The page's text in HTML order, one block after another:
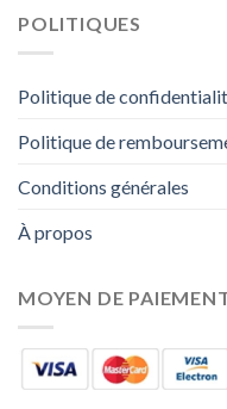
POLITIQUES
Politique de
Politique de
Conditions générales
À propos
MOYEN DE